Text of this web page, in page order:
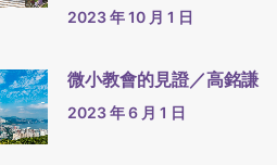
2023 年 10 月 1 日
微小教會的見證／高銘謙
2023 年 6 月 1 日